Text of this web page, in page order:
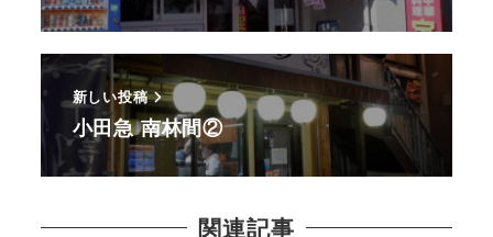
新しい投稿
小田急 南林間②
関連記事